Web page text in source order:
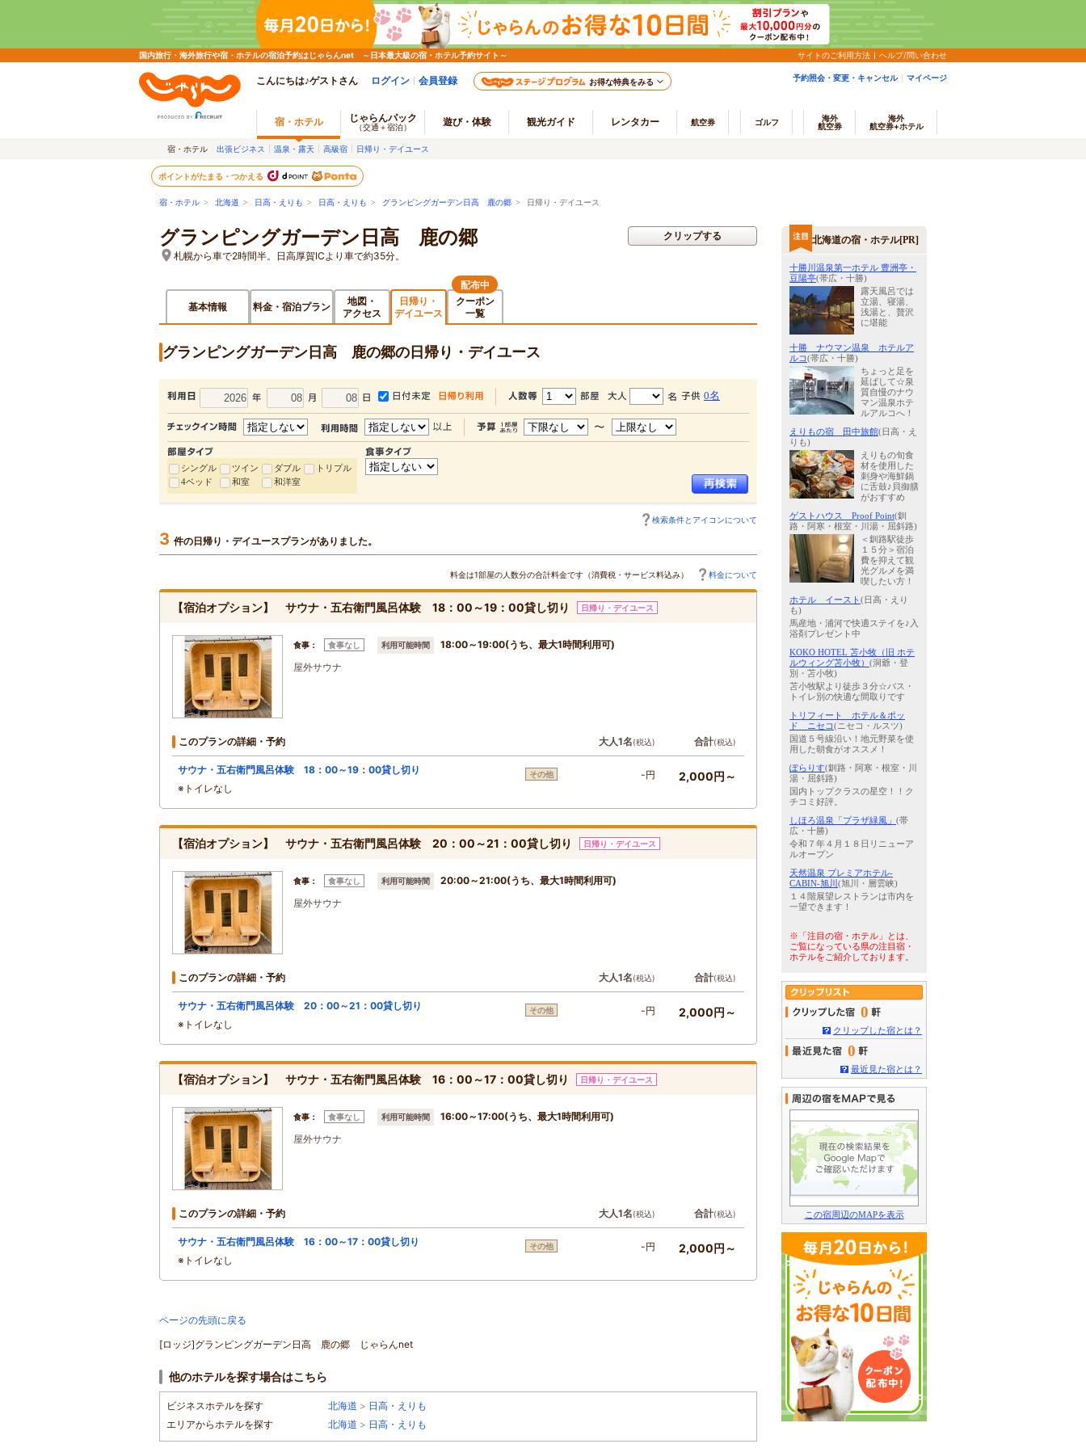
国内旅行・海外旅行や宿・ホテルの宿泊予約はじゃらんnet ～日本最大級の宿・ホテル予約サイト～ サイトのご利用方法 ヘルプ/問い合わせ
こんにちは♪ゲストさん ログイン 会員登録 お得な特典をみる 予約照会・変更・キャンセル マイページ
宿・ホテル じゃらんパック
（交通＋宿泊） 遊び・体験 観光ガイド レンタカー 航空券 ゴルフ
海外
航空券
海外
航空券+ホテル
宿・ホテル 出張ビジネス 温泉・露天 高級宿 日帰り・デイユース
ポイントがたまる・つかえる
宿・ホテル > 北海道 > 日高・えりも > 日高・えりも > グランピングガーデン日高 鹿の郷 > 日帰り・デイユース
グランピングガーデン日高 鹿の郷
札幌から車で2時間半。日高厚賀ICより車で約35分。
クリップする
基本情報 料金・宿泊プラン
地図・
アクセス
日帰り・
デイユース
クーポン
一覧
配布中
グランピングガーデン日高 鹿の郷の日帰り・デイユース
0名
シングル ツイン ダブル
トリプル
4ベッド
和室 和洋室
検索条件とアイコンについて
3 件の日帰り・デイユースプランがありました。
料金は1部屋の人数分の合計料金です（消費税・サービス料込み） 料金について
【宿泊オプション】 サウナ・五右衛門風呂体験 18：00～19：00貸し切り 日帰り・デイユース
食事： 食事なし 利用可能時間
18:00～19:00(うち、最大1時間利用可)
屋外サウナ
このプランの詳細・予約 大人1名(税込) 合計(税込)
サウナ・五右衛門風呂体験 18：00～19：00貸し切り
※トイレなし
その他 -円 2,000円～
【宿泊オプション】 サウナ・五右衛門風呂体験 20：00～21：00貸し切り 日帰り・デイユース
食事： 食事なし 利用可能時間
20:00～21:00(うち、最大1時間利用可)
屋外サウナ
このプランの詳細・予約 大人1名(税込) 合計(税込)
サウナ・五右衛門風呂体験 20：00～21：00貸し切り
※トイレなし
その他 -円 2,000円～
【宿泊オプション】 サウナ・五右衛門風呂体験 16：00～17：00貸し切り 日帰り・デイユース
食事： 食事なし 利用可能時間
16:00～17:00(うち、最大1時間利用可)
屋外サウナ
このプランの詳細・予約 大人1名(税込) 合計(税込)
サウナ・五右衛門風呂体験 16：00～17：00貸し切り
※トイレなし
その他 -円 2,000円～
ページの先頭に戻る
[ロッジ]グランピングガーデン日高 鹿の郷 じゃらんnet
他のホテルを探す場合はこちら
ビジネスホテルを探す 北海道 > 日高・えりも
エリアからホテルを探す
北海道 > 日高・えりも
北海道の宿・ホテル[PR]
十勝川温泉第一ホテル 豊洲亭・
豆陽亭(帯広・十勝)
露天風呂では
立湯、寝湯、
浅湯と、贅沢
に堪能
十勝 ナウマン温泉 ホテルア
ルコ(帯広・十勝)
ちょっと足を
延ばして☆泉
質自慢のナウ
マン温泉ホテ
ルアルコへ！
えりもの宿 田中旅館(日高・え
りも)
えりもの旬食
材を使用した
刺身や海鮮鍋
に舌鼓♪貝御膳
がおすすめ
ゲストハウス Proof Point(釧
路・阿寒・根室・川湯・屈斜路)
＜釧路駅徒歩
１５分＞宿泊
費を抑えて観
光グルメを満
喫したい方！
ホテル イースト(日高・えり
も)
馬産地・浦河で快適ステイを♪入
浴剤プレゼント中
KOKO HOTEL 苫小牧（旧 ホテ
ルウィング苫小牧） (洞爺・登
別・苫小牧)
苫小牧駅より徒歩３分☆バス・
トイレ別の快適な間取りです
トリフィート ホテル＆ポッ
ド ニセコ(ニセコ・ルスツ)
国道５号線沿い！地元野菜を使
用した朝食がオススメ！
ぽらりす(釧路・阿寒・根室・川
湯・屈斜路)
国内トップクラスの星空！！ク
チコミ好評。
しほろ温泉「プラザ緑風」 (帯
広・十勝)
令和７年４月１８日リニューア
ルオープン
天然温泉 プレミアホテル-
CABIN-旭川 (旭川・層雲峡)
１４階展望レストランは市内を
一望できます！
※「注目の宿・ホテル」とは、
ご覧になっている県の注目宿・
ホテルをご紹介しております。
0
クリップした宿とは？
0
最近見た宿とは？
この宿周辺のMAPを表示